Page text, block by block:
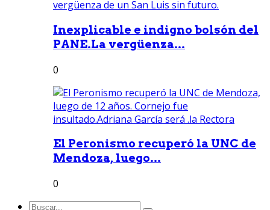
Inexplicable e indigno bolsón del
PANE.La vergüenza...
0
El Peronismo recuperó la UNC de
Mendoza, luego...
0